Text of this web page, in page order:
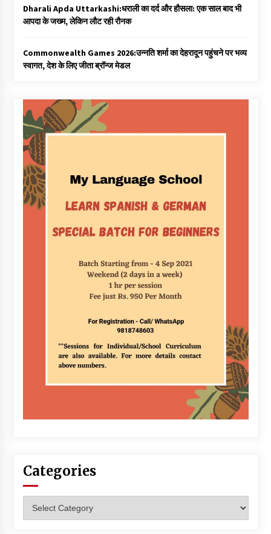
Dharali Apda Uttarkashi:धराली का दर्द और हौसला: एक साल बाद भी
आपदा के जख्म, लेकिन लौट रही रौनक
Commonwealth Games 2026:उन्नति शर्मा का देहरादून पहुंचने पर भव्य
स्वागत, देश के लिए जीता ब्रॉन्ज मेडल
Categories